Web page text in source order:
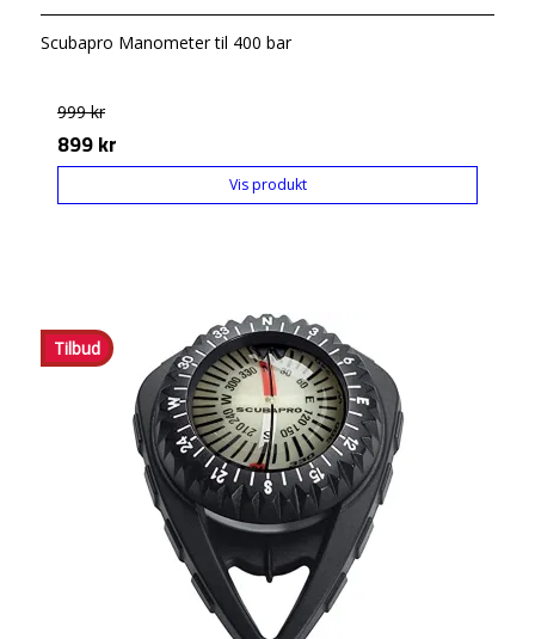
Scubapro Manometer til 400 bar
999 kr
899 kr
Vis produkt
Tilbud